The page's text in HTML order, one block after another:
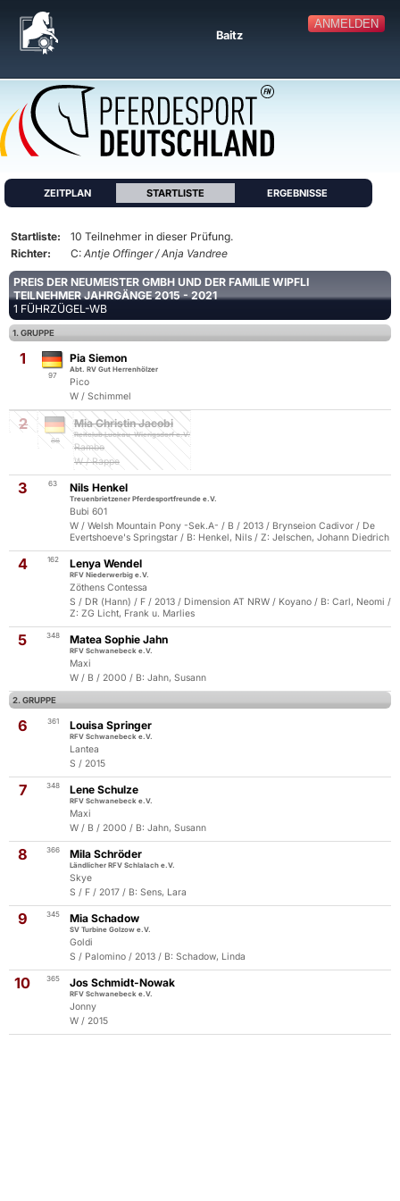
ANMELDEN
Baitz
ZEITPLAN STARTLISTE ERGEBNISSE
Startliste:
10 Teilnehmer in dieser Prüfung.
Richter:
C: Antje Offinger / Anja Vandree
PREIS DER NEUMEISTER GMBH UND DER FAMILIE WIPFLI
TEILNEHMER JAHRGÄNGE 2015 - 2021
1 FÜHRZÜGEL-WB
1. GRUPPE
1
97
Pia Siemon
Abt. RV Gut Herrenhölzer
Pico
W / Schimmel
2
88
Mia Christin Jacobi
Reitclub Luckau-Wierigsdorf e.V.
Rambo
W / Rappe
3 63 Nils Henkel
Treuenbrietzener Pferdesportfreunde e.V.
Bubi 601
W / Welsh Mountain Pony -Sek.A- / B / 2013 / Brynseion Cadivor / De
Evertshoeve's Springstar / B: Henkel, Nils / Z: Jelschen, Johann Diedrich
4 162 Lenya Wendel
RFV Niederwerbig e.V.
Zöthens Contessa
S / DR (Hann) / F / 2013 / Dimension AT NRW / Koyano / B: Carl, Neomi /
Z: ZG Licht, Frank u. Marlies
5 348 Matea Sophie Jahn
RFV Schwanebeck e.V.
Maxi
W / B / 2000 / B: Jahn, Susann
2. GRUPPE
6 361 Louisa Springer
RFV Schwanebeck e.V.
Lantea
S / 2015
7 348 Lene Schulze
RFV Schwanebeck e.V.
Maxi
W / B / 2000 / B: Jahn, Susann
8 366 Mila Schröder
Ländlicher RFV Schlalach e.V.
Skye
S / F / 2017 / B: Sens, Lara
9 345 Mia Schadow
SV Turbine Golzow e.V.
Goldi
S / Palomino / 2013 / B: Schadow, Linda
10 365 Jos Schmidt-Nowak
RFV Schwanebeck e.V.
Jonny
W / 2015